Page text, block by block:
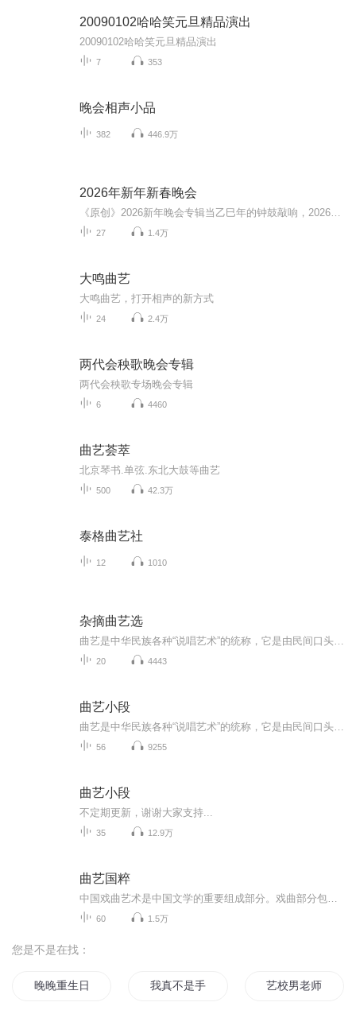
20090102哈哈笑元旦精品演出
20090102哈哈笑元旦精品演出
7 353
晚会相声小品
382 446.9万
2026年新年新春晚会
27 1.4万
大鸣曲艺
大鸣曲艺，打开相声的新方式
24 2.4万
两代会秧歌晚会专辑
两代会秧歌专场晚会专辑
6 4460
曲艺荟萃
北京琴书.单弦.东北大鼓等曲艺
500 42.3万
泰格曲艺社
12 1010
杂摘曲艺选
20 4443
曲艺小段
56 9255
曲艺小段
不定期更新，谢谢大家支持...
35 12.9万
曲艺国粹
60 1.5万
您是不是在找：
晚晚重生日记 我真不是手艺人 艺校男老师